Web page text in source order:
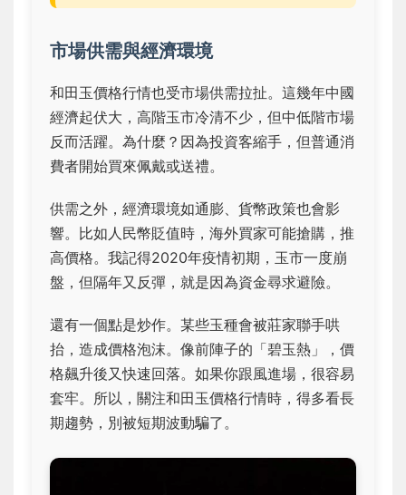
市場供需與經濟環境
和田玉價格行情也受市場供需拉扯。這幾年中國
經濟起伏大，高階玉市冷清不少，但中低階市場
反而活躍。為什麼？因為投資客縮手，但普通消
費者開始買來佩戴或送禮。
供需之外，經濟環境如通膨、貨幣政策也會影
響。比如人民幣貶值時，海外買家可能搶購，推
高價格。我記得2020年疫情初期，玉市一度崩
盤，但隔年又反彈，就是因為資金尋求避險。
還有一個點是炒作。某些玉種會被莊家聯手哄
抬，造成價格泡沫。像前陣子的「碧玉熱」，價
格飆升後又快速回落。如果你跟風進場，很容易
套牢。所以，關注和田玉價格行情時，得多看長
期趨勢，別被短期波動騙了。